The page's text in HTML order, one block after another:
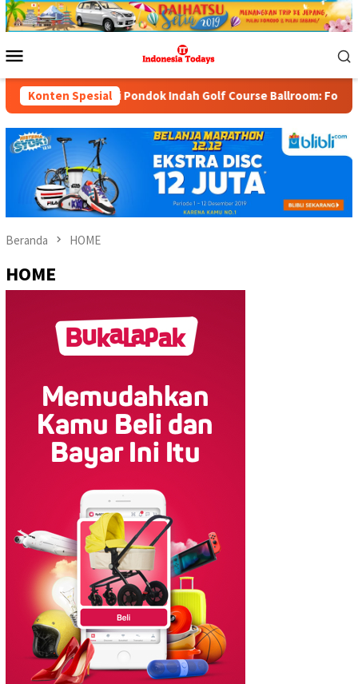
Loncat
ke
Mobile
Konten Spesial
2026 di Pondok Indah Golf Course Ballroom: Forum
Beranda HOME
HOME